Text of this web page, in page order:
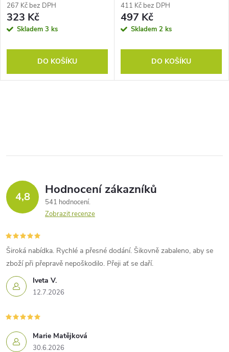
267 Kč bez DPH
323 Kč
Skladem 3 ks
DO KOŠÍKU
411 Kč bez DPH
497 Kč
Skladem 2 ks
DO KOŠÍKU
4,8 Hodnocení zákazníků
541 hodnocení
Zobrazit recenze
Iveta V.
12.7.2026
Široká nabídka. Rychlé a přesné dodání. Šikovně zabaleno, aby se
zboží při přepravě nepoškodilo. Přeji ať se daří.
Marie Matějková
30.6.2026